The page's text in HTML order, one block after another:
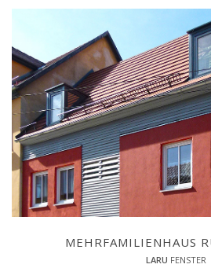
MEHRFAMILIENHAUS
LARU FENSTER